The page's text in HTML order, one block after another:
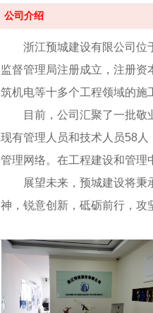
公司介绍
浙江预城建设有限公司位
监督管理局注册成立，注册
筑机电等十多个工程领域的施
目前，公司汇聚了一批敬
现有管理人员和技术人员58
管理网络。在工程建设和管
展望未来，预城建设将秉
神，锐意创新，砥砺前行，攻